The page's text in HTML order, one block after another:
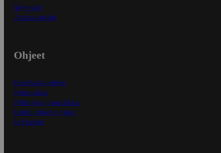
Myymälät
Asiakaspalvelu
Ohjeet
Ensitilaajan ohjeet
Näin maksat
Näin tilaat ja muokkaat
Kaikki ohjeet ja vinkit
In English